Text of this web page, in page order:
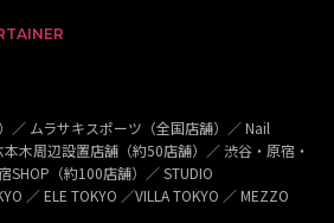
／ ムラサキスポーツ（全国店舗）／ Nail
木周辺設置店舗（約50店舗）／ 渋谷・原宿・
SHOP（約100店舗）／ STUDIO
／ ELE TOKYO ／VILLA TOKYO ／ MEZZO